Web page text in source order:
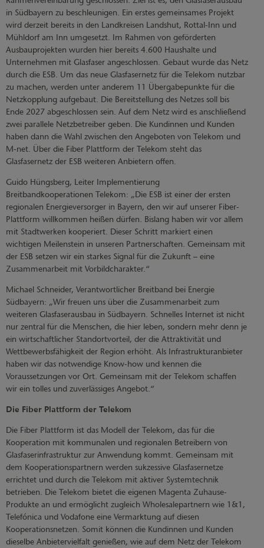
in Südbayern zu beschleunigen. Ein erstes gemeinsames Projekt
wird derzeit bereits in den Landkreisen Landshut, Rottal-Inn und
Mühldorf am Inn umgesetzt. Im Rahmen von geförderten
Ausbauprojekten wurden hier bereits 4.600 Haushalte und
Unternehmen mit Glasfaser angeschlossen. Gebaut wurde das Netz
durch die ESB. Um das neue Glasfasernetz für die Telekom nutzbar
zu machen, werden unter anderem 11 Übergabepunkte für die
Netzkopplung aufgebaut. Die Bereitstellung des Netzes soll bis
Ende 2027 abgeschlossen sein. Auf dem Netz wird es anschließend
zwei parallele Netzbetreiber geben. Die Kundinnen und Kunden
haben dann die Wahl zwischen den Angeboten von Telekom und
M-net. Über die Fiber Plattform der Telekom steht das
Glasfasernetz der ESB weiteren Anbietern offen.
Guido Hüngsberg, Leiter Implementierung
Breitbandkooperationen Telekom: „Die ESB ist einer der ersten
regionalen Energieversorger in Bayern, den wir auf unserer Fiber-
Plattform willkommen heißen dürfen. Bislang haben wir vor allem
mit Stadtwerken kooperiert. Dieser Schritt markiert einen
wichtigen Meilenstein in unseren Partnerschaften. Gemeinsam mit
der ESB setzen wir ein starkes Signal für die Zukunft – eine
Zusammenarbeit mit Vorbildcharakter.“
Michael Schneider, Verantwortlicher Breitband bei Energie
Südbayern: „Wir freuen uns über die Zusammenarbeit zum
weiteren Glasfaserausbau in Südbayern. Schnelles Internet ist nicht
nur zentral für die Menschen, die hier leben, sondern mehr denn je
ein wirtschaftlicher Standortvorteil, der die Attraktivität und
Wettbewerbsfähigkeit der Region erhöht. Als Infrastrukturanbieter
haben wir das notwendige Know-how und kennen die
Voraussetzungen vor Ort. Gemeinsam mit der Telekom schaffen
wir ein tolles und zuverlässiges Angebot.“
Die Fiber Plattform der Telekom
Die Fiber Plattform ist das Modell der Telekom, das für die
Kooperation mit kommunalen und regionalen Betreibern von
Glasfaserinfrastruktur zur Anwendung kommt. Gemeinsam mit
dem Kooperationspartnern werden sukzessive Glasfasernetze
errichtet und durch die Telekom mit aktiver Systemtechnik
betrieben. Die Telekom bietet die eigenen Magenta Zuhause-
Produkte an und ermöglicht zugleich Wholesalepartnern wie 1&1,
Telefónica und Vodafone eine Vermarktung auf diesen
Kooperationsnetzen. Somit können die Kundinnen und Kunden
dieselbe Anbietervielfalt genießen, wie auf dem Netz der Telekom